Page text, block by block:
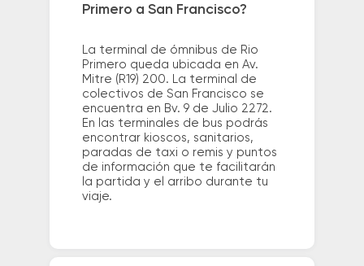
Primero a San Francisco?
La terminal de ómnibus de Rio
Primero queda ubicada en Av.
Mitre (R19) 200. La terminal de
colectivos de San Francisco se
encuentra en Bv. 9 de Julio 2272.
En las terminales de bus podrás
encontrar kioscos, sanitarios,
paradas de taxi o remis y puntos
de información que te facilitarán
la partida y el arribo durante tu
viaje.